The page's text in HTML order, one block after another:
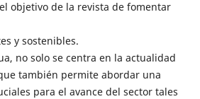
objetivo de la revista de fomentar
y sostenibles.
no solo se centra en la actualidad
también permite abordar una
para el avance del sector tales